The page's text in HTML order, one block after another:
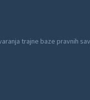
trajne baze pravnih